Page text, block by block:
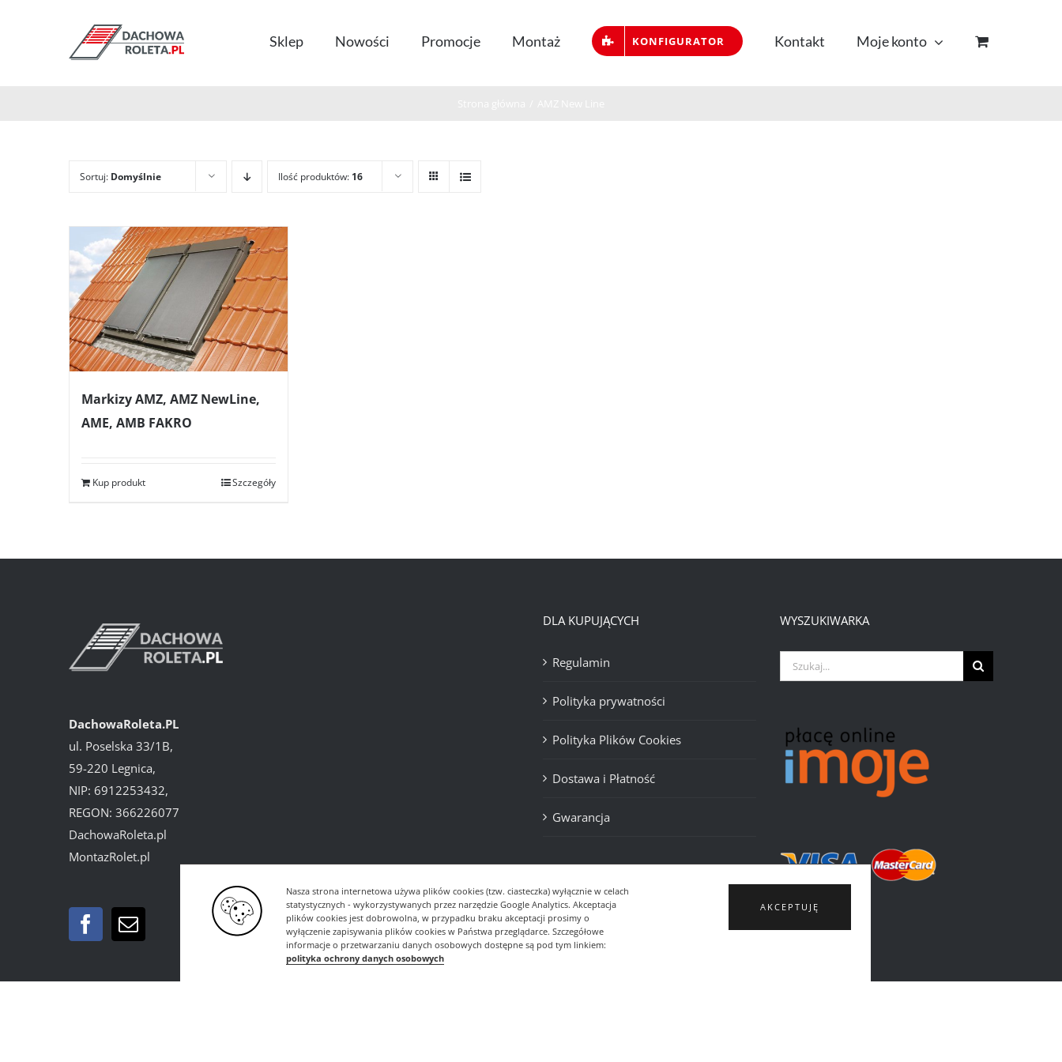
Nasza strona internetowa używa plików cookies (tzw. ciasteczka) wyłącznie w celach
statystycznych - wykorzystywanych przez narzędzie Google Analytics. Akceptacja
plików cookies jest dobrowolna, w przypadku braku akceptacji prosimy o
wyłączenie zapisywania plików cookies w Państwa przeglądarce. Szczegółowe
informacje o przetwarzaniu danych osobowych dostępne są pod tym linkiem:
polityka ochrony danych osobowych
AKCEPTUJĘ
Sklep Nowości Promocje Montaż KONFIGURATOR Kontakt Moje konto
Sortuj: Domyślnie Ilość produktów: 16
Markizy AMZ, AMZ NewLine,
AME, AMB FAKRO
Kup produkt Szczegóły
DachowaRoleta.PL
ul. Poselska 33/1B,
59-220 Legnica,
NIP: 6912253432,
REGON: 366226077
DachowaRoleta.pl
MontazRolet.pl
DLA KUPUJĄCYCH
Regulamin
Polityka prywatności
Polityka Plików Cookies
Dostawa i Płatność
Gwarancja
WYSZUKIWARKA
Szukaj